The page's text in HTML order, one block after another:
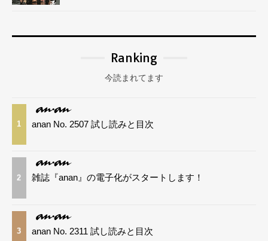
Ranking
今読まれてます
1 anan No. 2507 試し読みと目次
2 雑誌『anan』の電子化がスタートします！
3 anan No. 2311 試し読みと目次